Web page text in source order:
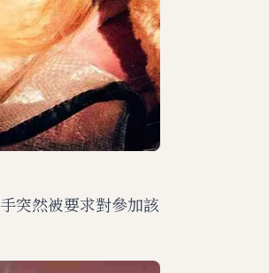
突然被要求對參加該